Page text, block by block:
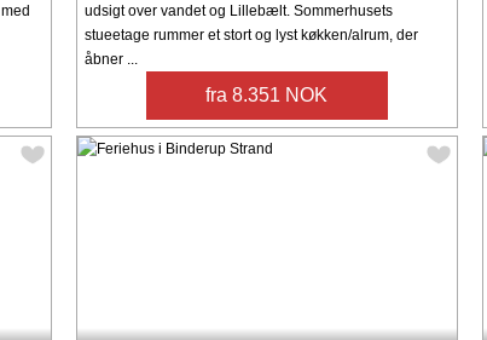
udsigt over vandet og Lillebælt. Sommerhusets
stueetage rummer et stort og lyst køkken/alrum, der
åbner ...
fra 8.351 NOK